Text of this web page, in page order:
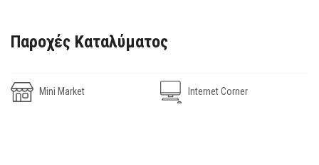
Παροχές Καταλύματος
Mini Market Internet Corner